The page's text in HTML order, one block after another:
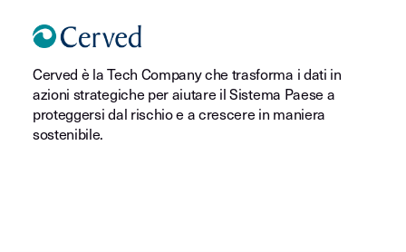
Cerved è la Tech Company che trasforma i dati in
azioni strategiche per aiutare il Sistema Paese a
proteggersi dal rischio e a crescere in maniera
sostenibile.